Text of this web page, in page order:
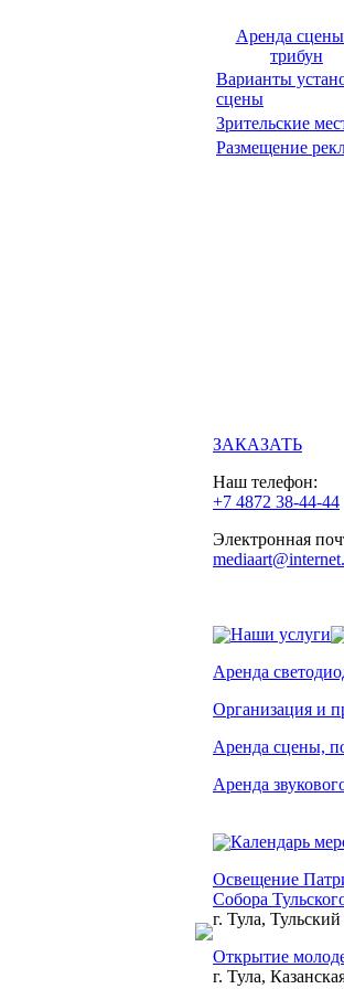
Аренда
трибун
Варианты
сцены
Зрительские
Размещение
ЗАКАЗАТЬ
Наш телефон:
+7 4872 38-44-44
Электронная
Наши услуги
Аренда
Организация и
Аренда сцены,
Аренда
Календарь
Освещение
Собора
г. Тула,
Открытие
г. Тула,